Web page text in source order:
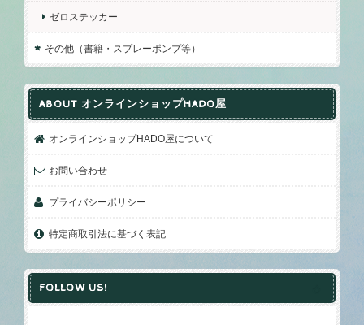
ゼロステッカー
その他（書籍・スプレーポンプ等）
ABOUT オンラインショップHADO屋
オンラインショップHADO屋について
お問い合わせ
プライバシーポリシー
特定商取引法に基づく表記
FOLLOW US!